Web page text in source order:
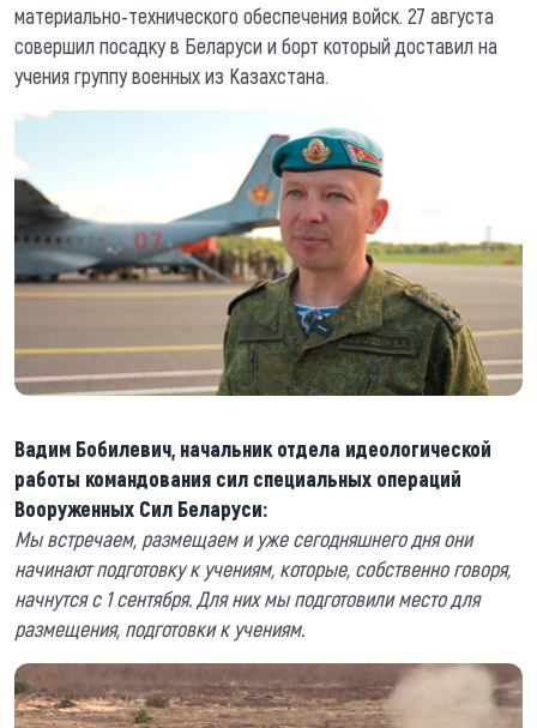
материально-технического обеспечения войск. 27 августа
совершил посадку в Беларуси и борт который доставил на
учения группу военных из Казахстана.
Вадим Бобилевич, начальник отдела идеологической
работы командования сил специальных операций
Вооруженных Сил Беларуси:
Мы встречаем, размещаем и уже сегодняшнего дня они
начинают подготовку к учениям, которые, собственно говоря,
начнутся с 1 сентября. Для них мы подготовили место для
размещения, подготовки к учениям.